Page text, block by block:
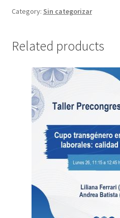
redes
generar
valor?
quantity
Category: Sin categorizar
Related products